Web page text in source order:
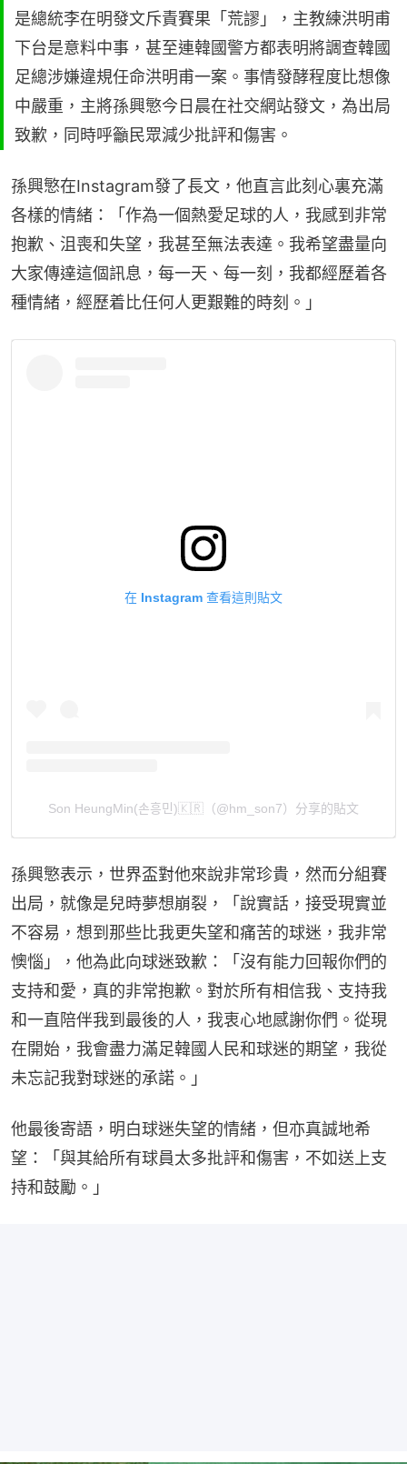
是總統李在明發文斥責賽果「荒謬」，主教練洪明甫
下台是意料中事，甚至連韓國警方都表明將調查韓國
足總涉嫌違規任命洪明甫一案。事情發酵程度比想像
中嚴重，主將孫興慜今日晨在社交網站發文，為出局
致歉，同時呼籲民眾減少批評和傷害。
孫興慜在Instagram發了長文，他直言此刻心裏充滿
各樣的情緒：「作為一個熱愛足球的人，我感到非常
抱歉、沮喪和失望，我甚至無法表達。我希望盡量向
大家傳達這個訊息，每一天、每一刻，我都經歷着各
種情緒，經歷着比任何人更艱難的時刻。」
在 Instagram 查看這則貼文
Son HeungMin(손흥민)🇰🇷（@hm_son7）分享的貼文
孫興慜表示，世界盃對他來說非常珍貴，然而分組賽
出局，就像是兒時夢想崩裂，「說實話，接受現實並
不容易，想到那些比我更失望和痛苦的球迷，我非常
懊惱」，他為此向球迷致歉：「沒有能力回報你們的
支持和愛，真的非常抱歉。對於所有相信我、支持我
和一直陪伴我到最後的人，我衷心地感謝你們。從現
在開始，我會盡力滿足韓國人民和球迷的期望，我從
未忘記我對球迷的承諾。」
他最後寄語，明白球迷失望的情緒，但亦真誠地希
望：「與其給所有球員太多批評和傷害，不如送上支
持和鼓勵。」